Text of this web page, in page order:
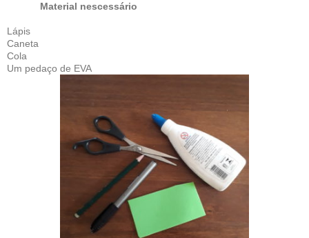
Material nescessário
Lápis
Caneta
Cola
Um pedaço de EVA